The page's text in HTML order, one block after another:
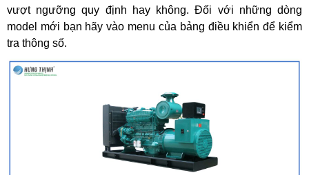
vượt ngưỡng quy định hay không. Đối với những dòng
model mới bạn hãy vào menu của bảng điều khiển để kiểm
tra thông số.